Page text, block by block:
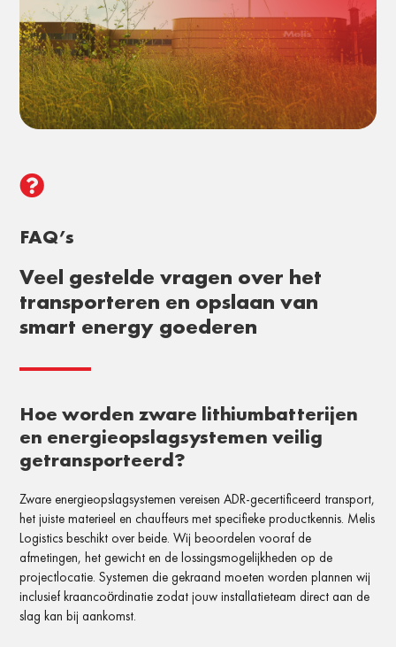

FAQ’s
Veel gestelde vragen over het
transporteren en opslaan van
smart energy goederen
Hoe worden zware lithiumbatterijen
en energieopslagsystemen veilig
getransporteerd?
Zware energieopslagsystemen vereisen ADR-gecertificeerd transport,
het juiste materieel en chauffeurs met specifieke productkennis. Melis
Logistics beschikt over beide. Wij beoordelen vooraf de
afmetingen, het gewicht en de lossingsmogelijkheden op de
projectlocatie. Systemen die gekraand moeten worden plannen wij
inclusief kraancoördinatie zodat jouw installatieteam direct aan de
slag kan bij aankomst.